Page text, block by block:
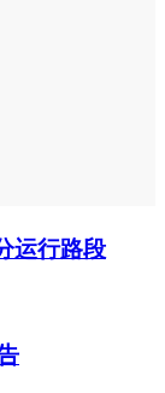
运行路段